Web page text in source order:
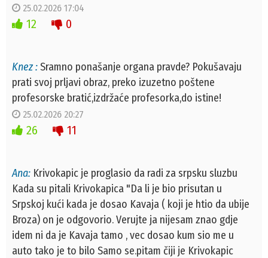
25.02.2026 17:04
12 0
Knez :Sramno ponašanje organa pravde? Pokušavaju
prati svoj prljavi obraz, preko izuzetno poštene
profesorske bratić,izdržaće profesorka,do istine!
25.02.2026 20:27
26 11
Ana: Krivokapic je proglasio da radi za srpsku sluzbu
Kada su pitali Krivokapica "Da li je bio prisutan u
Srpskoj kući kada je dosao Kavaja ( koji je htio da ubije
Broza) on je odgovorio. Verujte ja nijesam znao gdje
idem ni da je Kavaja tamo , vec dosao kum sio me u
auto tako je to bilo Samo se.pitam čiji je Krivokapic